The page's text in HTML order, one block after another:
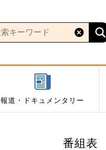
報道・ドキュメンタリー
番組表